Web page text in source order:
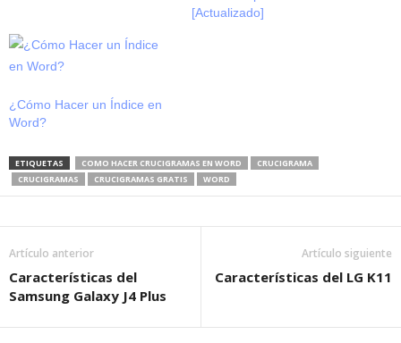
[Actualizado]
¿Cómo Hacer un Índice en
Word?
ETIQUETAS COMO HACER CRUCIGRAMAS EN WORD
CRUCIGRAMA
CRUCIGRAMAS
CRUCIGRAMAS GRATIS WORD
Artículo anterior
Características del
Samsung Galaxy J4 Plus
Artículo siguiente
Características del LG K11